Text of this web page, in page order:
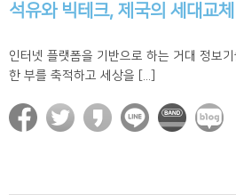
석유와 빅테크, 제국의 세대교체
인터넷 플랫폼을 기반으로 하는 거대 정보
한 부를 축적하고 세상을 [...]